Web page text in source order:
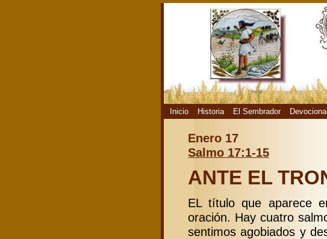
Inicio Historia El Sembrador Devocional
Enero 17
Salmo 17:1-15
ANTE EL
EL título que aparece
oración. Hay cuatro
sentimos agobiados y